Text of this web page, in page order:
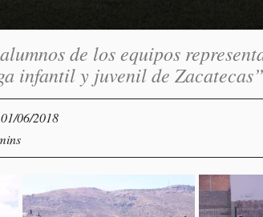
de los equipos
infantil y juvenil de
06/2018